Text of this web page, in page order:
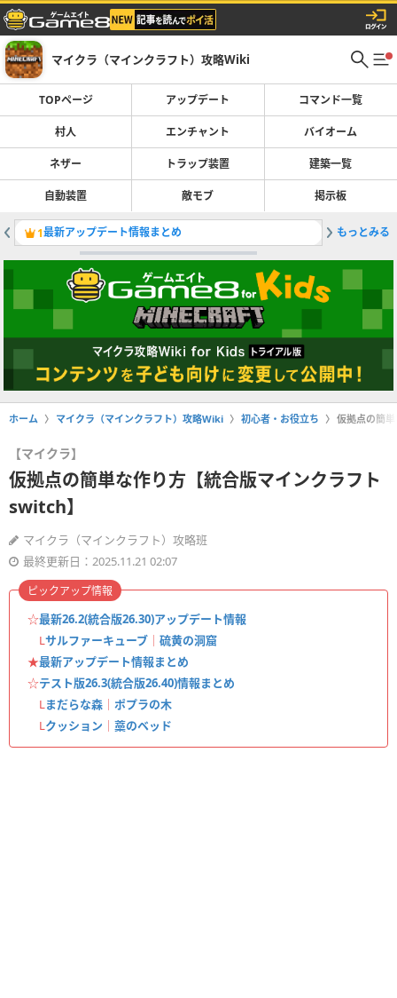
マイクラ（マインクラフト）攻略Wiki
TOPページ アップデート コマンド一覧
村人 エンチャント バイオーム
ネザー トラップ装置 建築一覧
自動装置 敵モブ 掲示板
1最新アップデート情報まとめ 2最強装
もっとみる
ホーム マイクラ（マインクラフト）攻略Wiki 初心者・お役立ち 仮拠点の簡
【マイクラ】
仮拠点の簡単な作り方【統合版マインクラフト
switch】
マイクラ（マインクラフト）攻略班
最終更新日：2025.11.21 02:07
☆最新26.2(統合版26.30)アップデート情報
Lサルファーキューブ ｜ 硫黄の洞窟
★最新アップデート情報まとめ
☆テスト版26.3(統合版26.40)情報まとめ
Lまだらな森 ｜ ポプラの木
Lクッション ｜ 藁のベッド
ピックアップ情報